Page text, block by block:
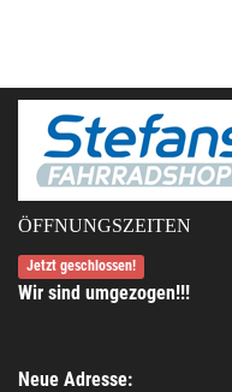
ÖFFNUNGSZEITEN
Jetzt geschlossen!
Wir sind umgezogen!!!
Neue Adresse: